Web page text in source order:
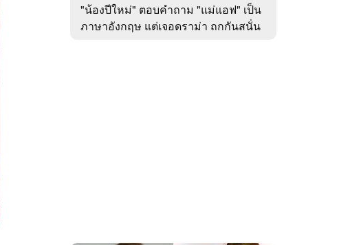
"น้องปีใหม่" ตอบคำถาม "แม่แอฟ" เป็น
ภาษาอังกฤษ แต่เจอดราม่า ถกกันสนั่น